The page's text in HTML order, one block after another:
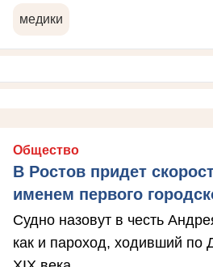
медики
Общество
В Ростов придет
именем первого
Судно назовут в честь
как и пароход, ходивший по